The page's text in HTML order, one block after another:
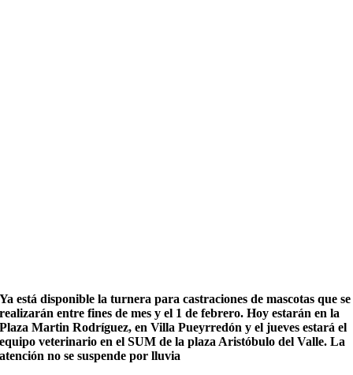
Ya está disponible la turnera para castraciones de mascotas que se
realizarán entre fines de mes y el 1 de febrero. Hoy estarán en la
Plaza Martin Rodríguez, en Villa Pueyrredón y el jueves estará el
equipo veterinario en el SUM de la plaza Aristóbulo del Valle. La
atención no se suspende por lluvia